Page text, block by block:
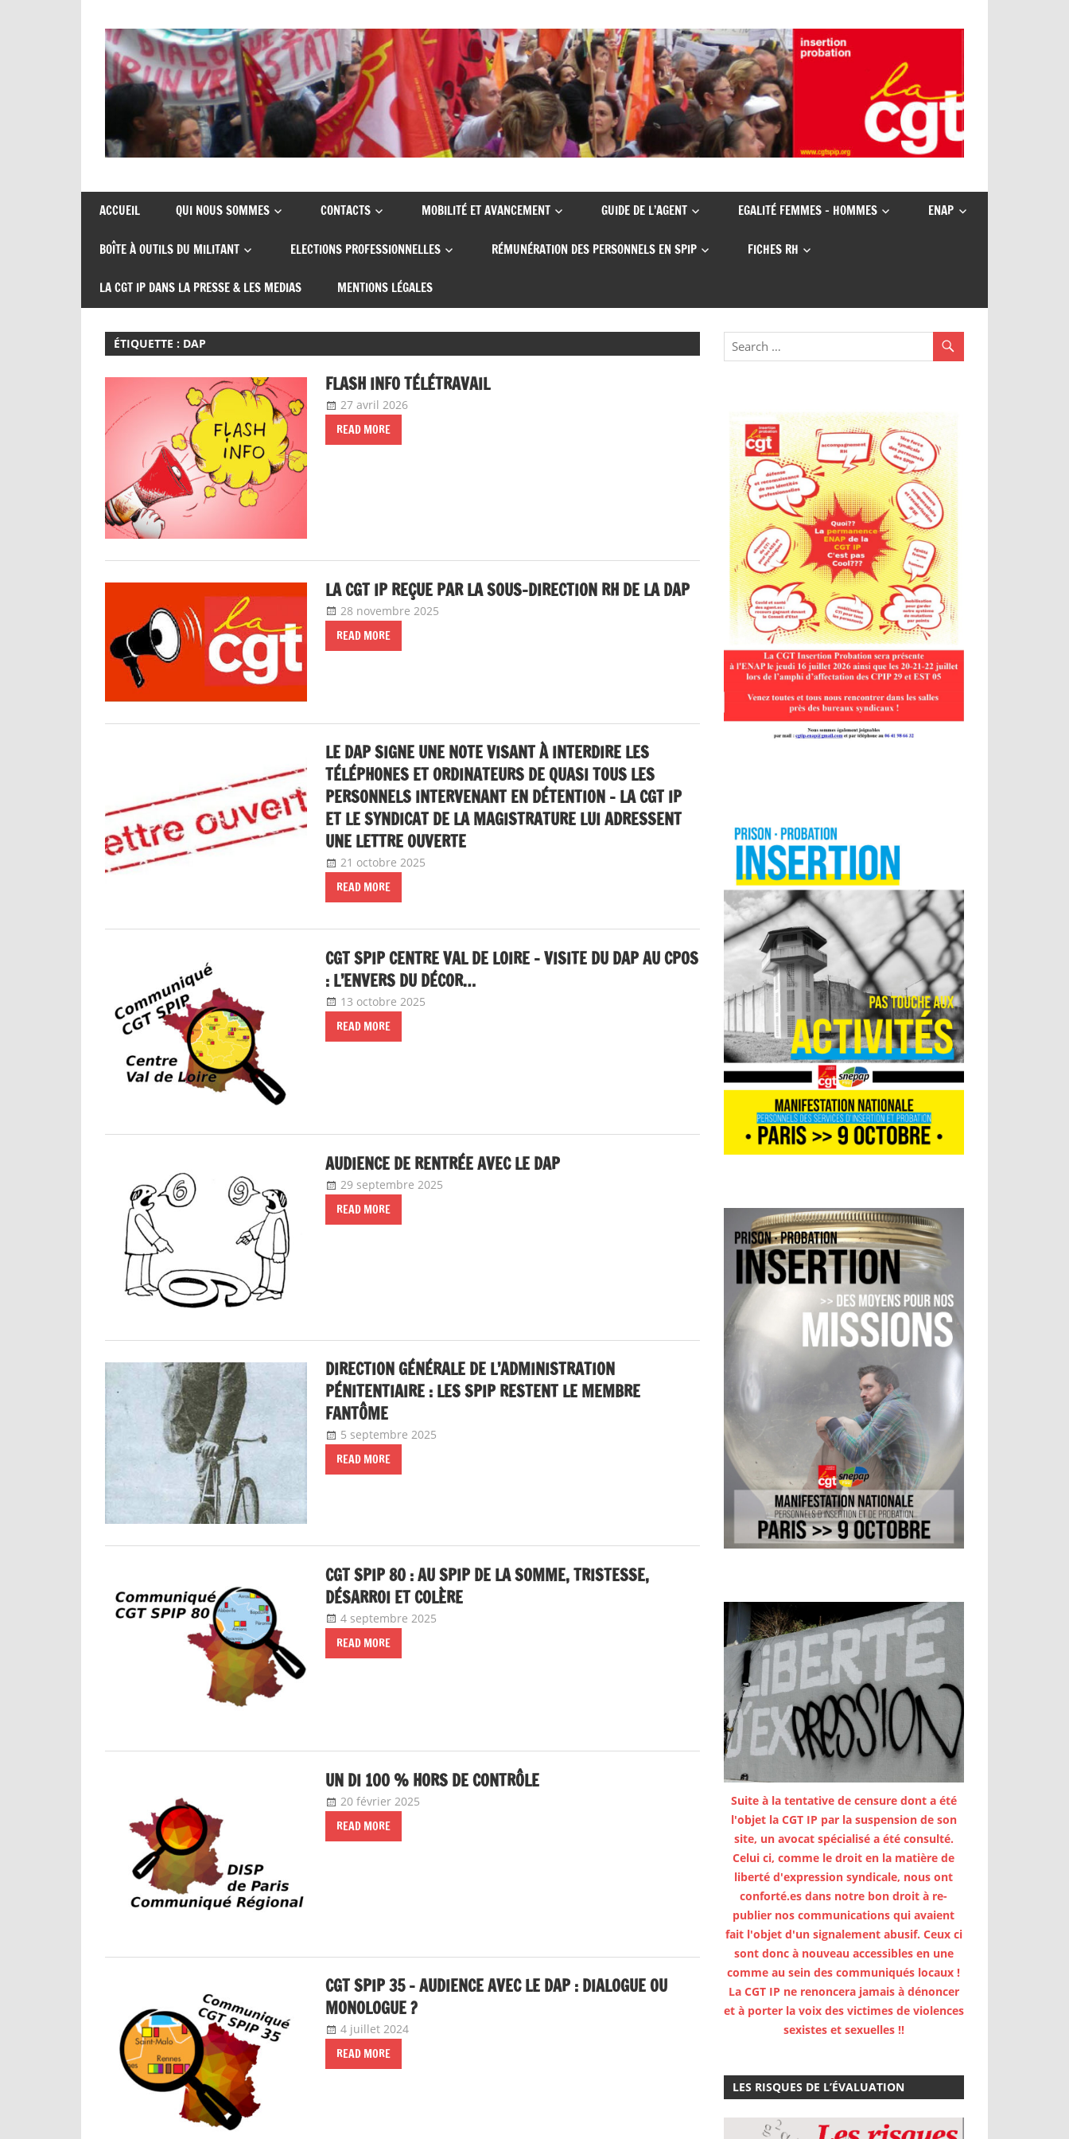
content
CGT
insertion
probation
de
syndicats
insertion
ACCUEIL QUI NOUS SOMMES CONTACTS MOBILITÉ ET AVANCEMENT GUIDE DE L’AGENT EGALITÉ FEMMES – HOMMES ENAP
BOÎTE À OUTILS DU MILITANT ELECTIONS PROFESSIONNELLES RÉMUNÉRATION DES PERSONNELS EN SPIP FICHES RH
LA CGT IP DANS LA PRESSE & LES MEDIAS MENTIONS LÉGALES
ÉTIQUETTE : DAP
FLASH INFO TÉLÉTRAVAIL
27 avril 2026
READ MORE
LA CGT IP REÇUE PAR LA SOUS-DIRECTION RH DE LA DAP
28 novembre 2025
READ MORE
LE DAP SIGNE UNE NOTE VISANT À INTERDIRE LES
TÉLÉPHONES ET ORDINATEURS DE QUASI TOUS LES
PERSONNELS INTERVENANT EN DÉTENTION – LA CGT IP
ET LE SYNDICAT DE LA MAGISTRATURE LUI ADRESSENT
UNE LETTRE OUVERTE
21 octobre 2025
READ MORE
CGT SPIP CENTRE VAL DE LOIRE – VISITE DU DAP AU CPOS
: L’ENVERS DU DÉCOR…
13 octobre 2025
READ MORE
AUDIENCE DE RENTRÉE AVEC LE DAP
29 septembre 2025
READ MORE
DIRECTION GÉNÉRALE DE L’ADMINISTRATION
PÉNITENTIAIRE : LES SPIP RESTENT LE MEMBRE
FANTÔME
5 septembre 2025
READ MORE
CGT SPIP 80 : AU SPIP DE LA SOMME, TRISTESSE,
DÉSARROI ET COLÈRE
4 septembre 2025
READ MORE
UN DI 100 % HORS DE CONTRÔLE
20 février 2025
READ MORE
CGT SPIP 35 – AUDIENCE AVEC LE DAP : DIALOGUE OU
MONOLOGUE ?
4 juillet 2024
READ MORE
Suite à la tentative de censure dont a été
l'objet la CGT IP par la suspension de son
site, un avocat spécialisé a été consulté.
Celui ci, comme le droit en la matière de
liberté d'expression syndicale, nous ont
conforté.es dans notre bon droit à re-
publier nos communications qui avaient
fait l'objet d'un signalement abusif. Ceux ci
sont donc à nouveau accessibles en une
comme au sein des communiqués locaux !
La CGT IP ne renoncera jamais à dénoncer
et à porter la voix des victimes de violences
sexistes et sexuelles !!
LES RISQUES DE L’ÉVALUATION